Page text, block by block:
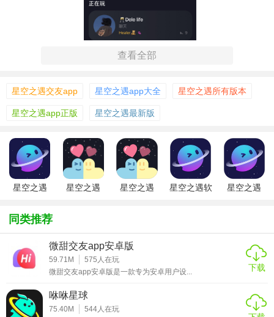
【星空之遇2.10.13版本功能】
1. 实时星图：根据当前时间和地理位置，提供精准的夜空视
图，包括星星、星座、行星位置等。
2. 天文事件提醒：如流星雨、行星合月等，及时推送天文事
件信息，方便用户观测。
3. 深空天体信息：提供各类深空天体（如星云、星系、彗星
等）的详细介绍和图片。
4. 观测地点推荐：根据用户偏好和条件，推荐最佳观测地点
和时间。
查看全部
星空之遇交友app 星空之遇app大全 星空之遇所有版本
星空之遇app正版 星空之遇最新版
星空之遇
星空之遇
星空之遇
星空之遇软
星空之遇
同类推荐
微甜交友app安卓版
59.71M 575 人在玩
微甜交友app安卓版是一款专为安卓用户设...
下载
咻咻星球
75.40M 544人在玩